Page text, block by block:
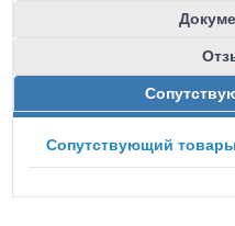
Сопутствующий